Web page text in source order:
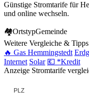
Günstige Stromtarife für
und online wechseln.
🏘OrtstypGemeinde
Weitere Vergleiche & Tipps
🔥 Gas Hemmingstedt
Internet Solar 💶 *Kredit
Anzeige Stromtarife